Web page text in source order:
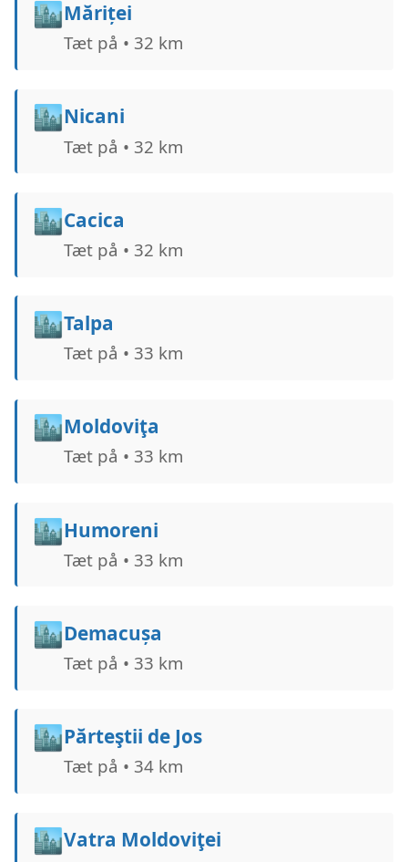
🏙️Măriței
Tæt på • 32 km
🏙️Nicani
Tæt på • 32 km
🏙️Cacica
Tæt på • 32 km
🏙️Talpa
Tæt på • 33 km
🏙️Moldoviţa
Tæt på • 33 km
🏙️Humoreni
Tæt på • 33 km
🏙️Demacușa
Tæt på • 33 km
🏙️Părteştii de Jos
Tæt på • 34 km
🏙️Vatra Moldoviţei